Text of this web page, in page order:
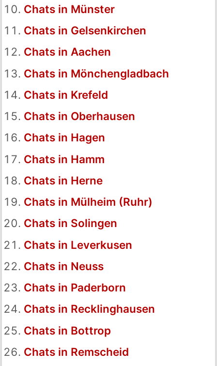
Chats in Münster
Chats in Gelsenkirchen
Chats in Aachen
Chats in Mönchengladbach
Chats in Krefeld
Chats in Oberhausen
Chats in Hagen
Chats in Hamm
Chats in Herne
Chats in Mülheim (Ruhr)
Chats in Solingen
Chats in Leverkusen
Chats in Neuss
Chats in Paderborn
Chats in Recklinghausen
Chats in Bottrop
Chats in Remscheid